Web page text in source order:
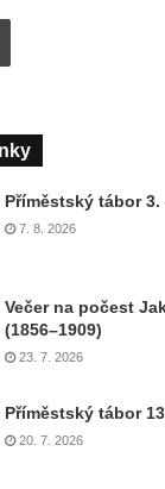
Tisknout
Příměstský tábor 3.
7. 8. 2026
Večer na počest
(1856–1909)
23. 7. 2026
Příměstský tábor
20. 7. 2026